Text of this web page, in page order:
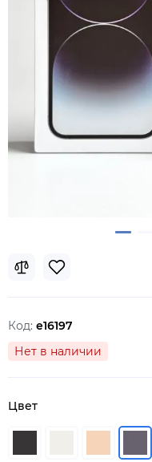
Код: e16197
Нет в наличии
Цвет